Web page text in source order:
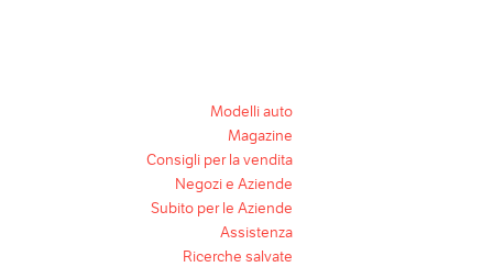
Modelli auto
Magazine
Consigli per la vendita
Negozi e Aziende
Subito per le Aziende
Assistenza
Ricerche salvate